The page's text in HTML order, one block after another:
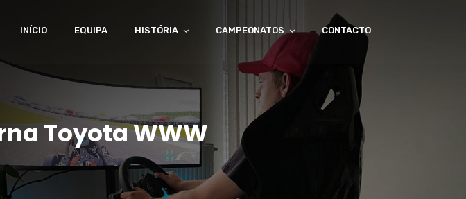
INÍCIO EQUIPA HISTÓRIA CAMPEONATOS CONTACTO
Toyota WWW